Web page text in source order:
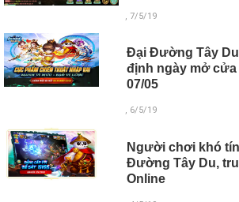
, 7/5/19
Đại Đường Tây
định ngày mở cửa
07/05
, 6/5/19
Người chơi khó
Đường Tây Du,
Online